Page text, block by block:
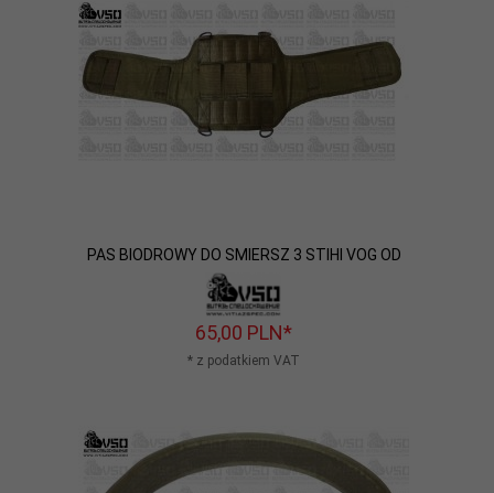
PAS BIODROWY DO SMIERSZ 3 STIHI VOG OD
65,00 PLN*
* z podatkiem VAT